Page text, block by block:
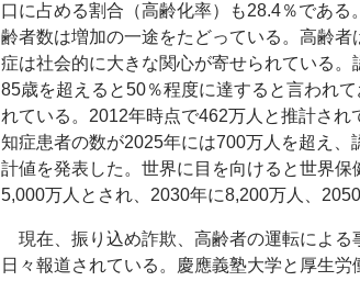
口に占める割合（高齢化率）も28.4％であ
齢者数は増加の一途をたどっている。高齢
症は社会的に大きな関心が寄せられている
85歳を超えると50％程度に達すると言われ
れている。2012年時点で462万人と推計さ
知症患者の数が2025年には700万人を超え
計値を発表した。世界に目を向けると世界
5,000万人とされ、2030年に8,200万人、
現在、振り込め詐欺、高齢者の運転による
日々報道されている。慶應義塾大学と厚生